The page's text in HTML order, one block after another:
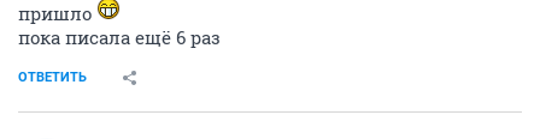
пришло
пока писала ещё 6 раз
ОТВЕТИТЬ